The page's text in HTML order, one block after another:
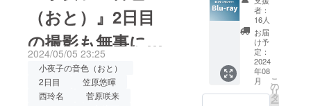
た出来事の記録を振り返ろ
うと思ったんです。残され
た映像を見て、上手く言葉
にできないんですけど、
「あの時より今この瞬間が
のデビュー日をもって、グ
ループ解散。以降、ソロと
して活動をスタート。舞台
を中心に数々の作品へ出演
し、女優として活動の幅を
ました！西玲名の相手役の
男の子”坂本緒斗”くん！10名
の候補者の中から監督が演
技力優先で選考されたんで
すが、よくぞ見つけてくれ
（おと）』2日目
の撮影も無事に終
了致しました！
2024/05/05 23:25
小夜子の音色（おと）
2日目
笠原悠暉
西玲名
菅原咲来
（約2〜
3分程
度）を
メール
にURL
を記載
しお送
りさせ
ていた
Blu-
ray】
・本編
＋メイ
キング
＊映画
の本編
（約
60〜70
者：
16人
お届
け予
定：
2024
年08
月
こ
の
リ
タ
ー